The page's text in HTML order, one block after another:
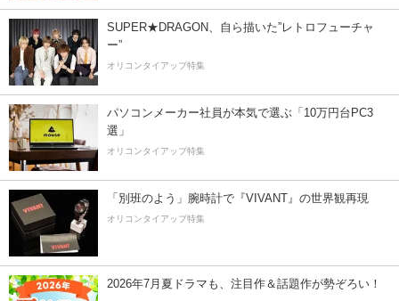
SUPER★DRAGON、自ら描いた”レトロフューチャ
ー”
オリコンタイアップ特集
パソコンメーカー社員が本気で選ぶ「10万円台PC3
選」
オリコンタイアップ特集
「別班のよう」腕時計で『VIVANT』の世界観再現
オリコンタイアップ特集
2026年7月夏ドラマも、注目作＆話題作が勢ぞろい！